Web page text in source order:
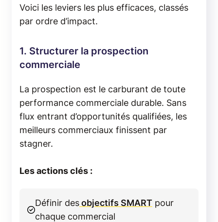
Voici les leviers les plus efficaces, classés
par ordre d’impact.
1. Structurer la prospection
commerciale
La prospection est le carburant de toute
performance commerciale durable. Sans
flux entrant d’opportunités qualifiées, les
meilleurs commerciaux finissent par
stagner.
Les actions clés :
Définir desobjectifs SMART pour
chaque commercial